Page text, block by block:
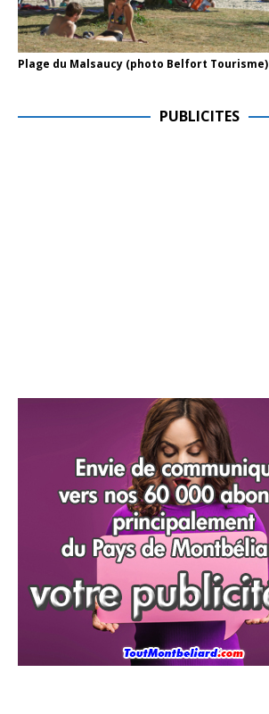
Plage du Malsaucy (photo Belfort Tourisme)
PUBLICITES